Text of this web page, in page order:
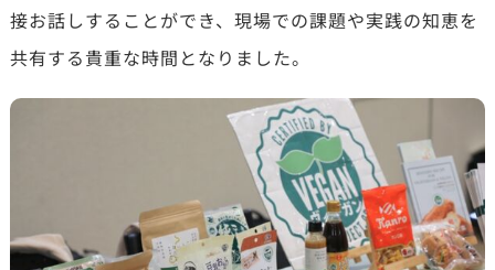
接お話しすることができ、現場での課題や実践の知恵を
共有する貴重な時間となりました。